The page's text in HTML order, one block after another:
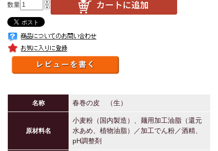
数量
名称 春巻の皮 （生）
原材料名
小麦粉（国内製造）、麺用加工油脂（還元
水あめ、植物油脂）／加工でん粉／酒精、
pH調整剤